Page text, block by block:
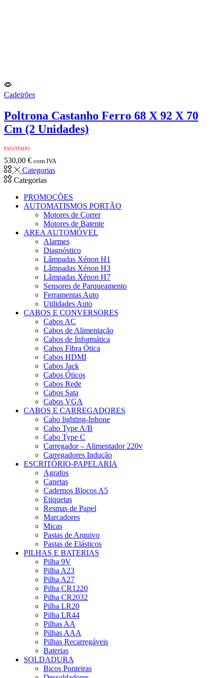
Cadeirões
Poltrona Castanho Ferro 68 X 92 X 70
Cm (2 Unidades)
ESGOTADO
530,00 € com IVA
Categorias
Categorias
PROMOÇÕES
AUTOMATISMOS PORTÃO
Motores de Correr
Motores de Batente
AREA AUTOMÓVEL
Alarmes
Diagnóstico
Lâmpadas Xénon H1
Lâmpadas Xénon H3
Lâmpadas Xénon H7
Sensores de Parqueamento
Ferramentas Auto
Utilidades Auto
CABOS E CONVERSORES
Cabos AC
Cabos de Alimentação
Cabos de Informática
Cabos Fibra Ótica
Cabos HDMI
Cabos Jack
Cabos Óticos
Cabos Rede
Cabos Sata
Cabos VGA
CABOS E CARREGADORES
Cabo lighting-Iphone
Cabo Type A/B
Cabo Type C
Carregador – Alimentador 220v
Carregadores Indução
ESCRITÓRIO-PAPELARIA
Agrafos
Canetas
Cadernos Blocos A5
Etiquetas
Resmas de Papel
Marcadores
Micas
Pastas de Arquivo
Pastas de Elásticos
PILHAS E BATERIAS
Pilha 9V
Pilha A23
Pilha A27
Pilha CR1220
Pilha CR2032
Pilha LR20
Pilha LR44
Pilhas AA
Pilhas AAA
Pilhas Recarregáveis
Baterias
SOLDADURA
Bicos Ponteiras